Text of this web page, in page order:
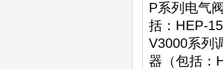
P系列电气
括：HEP-
V3000系列
器（包括：